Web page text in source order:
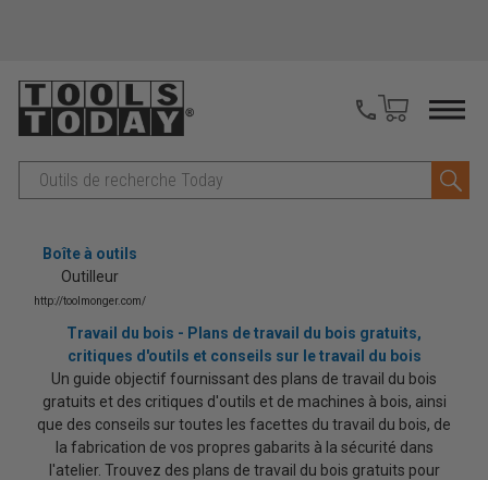
Recherche
Boîte à outils
Outilleur
http://toolmonger.com/
Travail du bois - Plans de travail du bois gratuits,
critiques d'outils et conseils sur le travail du bois
Un guide objectif fournissant des plans de travail du bois
gratuits et des critiques d'outils et de machines à bois, ainsi
que des conseils sur toutes les facettes du travail du bois, de
la fabrication de vos propres gabarits à la sécurité dans
l'atelier. Trouvez des plans de travail du bois gratuits pour